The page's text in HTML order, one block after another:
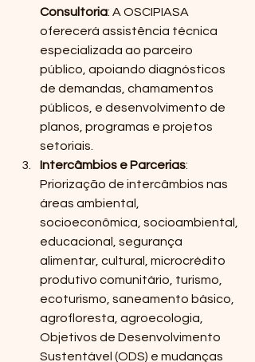
Consultoria: A OSCIPIASA
oferecerá assistência técnica
especializada ao parceiro
público, apoiando diagnósticos
de demandas, chamamentos
públicos, e desenvolvimento de
planos, programas e projetos
setoriais.
Intercâmbios e Parcerias:
Priorização de intercâmbios nas
áreas ambiental,
socioeconômica, socioambiental,
educacional, segurança
alimentar, cultural, microcrédito
produtivo comunitário, turismo,
ecoturismo, saneamento básico,
agrofloresta, agroecologia,
Objetivos de Desenvolvimento
Sustentável (ODS) e mudanças